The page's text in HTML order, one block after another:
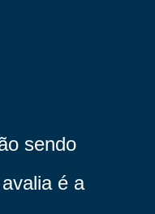
sendo
é a